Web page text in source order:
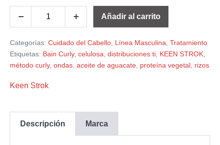
Añadir al carrito
Categorías: Cuidado del Cabello Línea Masculina Tratamiento
Etiquetas: Bain Curly, celulosa distribuciones ti KEEN STROK
método curly, ondas. aceite de aguacate proteína vegetal rizos
Keen Strok
Descripción Marca